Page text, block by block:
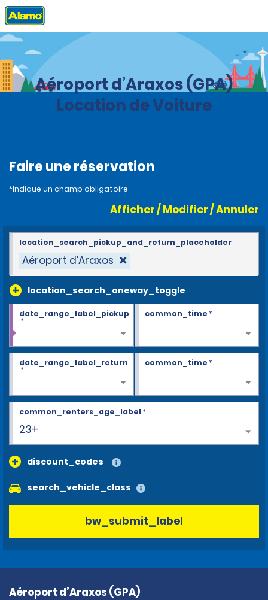
Accueil Agences
Aéroport d’Araxos (GPA)
Location de Voiture
Faire une réservation
*Indique un champ obligatoire
Afficher / Modifier / Annuler
Aéroport d’Araxos
location_search_oneway_toggle
location_search_pickup_and_return_placeholder
date_range_label_pickup
*
common_time*
date_range_label_return
*
common_time*
23+
common_renters_age_label*
discount_codes
search_vehicle_class
bw_submit_label
Aéroport d’Araxos (GPA)